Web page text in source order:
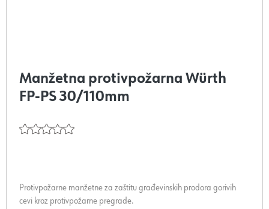
Manžetna protivpožarna Würth
FP-PS 30/110mm
Protivpožarne manžetne za zaštitu građevinskih prodora gorivih
cevi kroz protivpožarne pregrade.